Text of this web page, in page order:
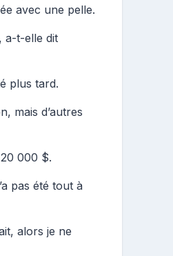
avec une pelle.
a-t-elle dit
plus tard.
mais d’autres
000 $.
pas été tout à
alors je ne